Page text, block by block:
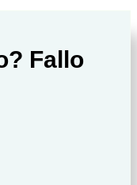
Fallo